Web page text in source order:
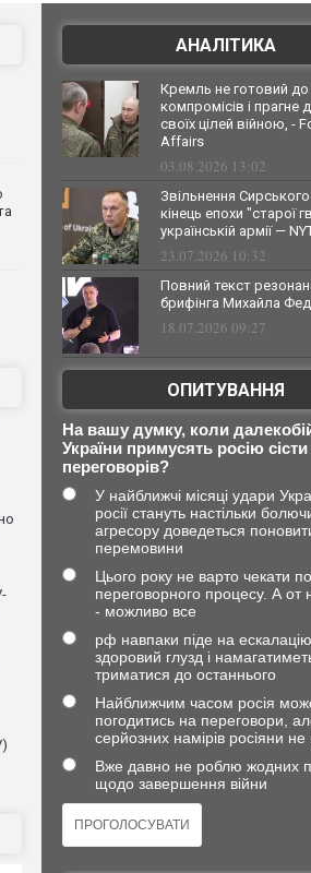
АНАЛІТИКА
Кремль не готовий до
компромісів і прагне
своїх цілей війною, -
Affairs
03.08.2026 13:02
Звільнення
кінець епохи "старої
українській армії —
23.07.2026 10:32
Повний текст
брифінга Михайла
18.07.2026 09:27
ОПИТУВАННЯ
На вашу думку, коли
України примусять росію сісти
переговорів?
У найближчі місяці удари
росії стануть настільки
агресору доведеться
перемовини
Цього року не варто чекати
переговорного процесу. А от
- можливо все
рф навпаки піде на
здоровий глузд і
триматися до останнього
Найближчим часом росія
погодитись на переговори,
серйозних намірів росіяни
Вже давно не роблю жодних
щодо завершення війни